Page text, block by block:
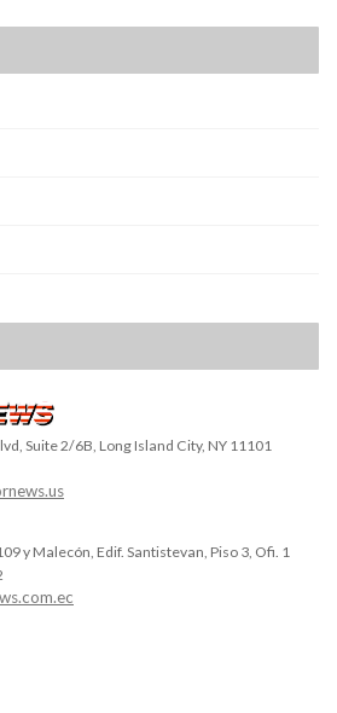
Suite 2/6B, Long Island City, NY 11101
y Malecón, Edif. Santistevan, Piso 3, Ofi. 1